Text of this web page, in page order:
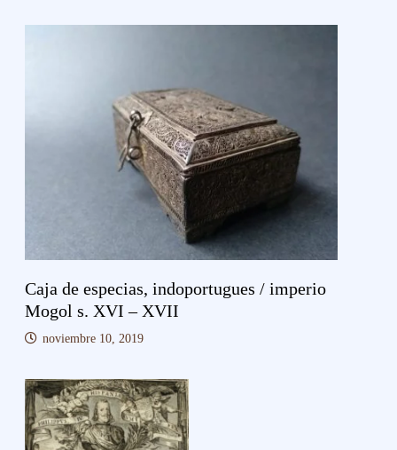
Caja de especias, indoportugues / imperio
Mogol s. XVI – XVII
noviembre 10, 2019